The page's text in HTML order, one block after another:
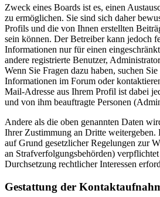
Zweck eines Boards ist es, einen
zu ermöglichen. Sie sind sich daher
Profils und die von Ihnen erstellten
sein können. Der Betreiber kann jedoch
Informationen nur für einen
andere registrierte Benutzer,
Wenn Sie Fragen dazu haben, suchen
Informationen im Forum oder
Mail-Adresse aus Ihrem Profil ist dabei
und von ihm beauftragte Personen
Andere als die oben genannten Daten
Ihrer Zustimmung an Dritte weitergeben.
auf Grund gesetzlicher Regelungen zur
an Strafverfolgungsbehörden)
Durchsetzung rechtlicher Interessen
Gestattung der